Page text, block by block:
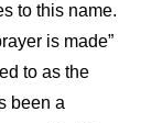
to this name.
is made”
to as the
been a